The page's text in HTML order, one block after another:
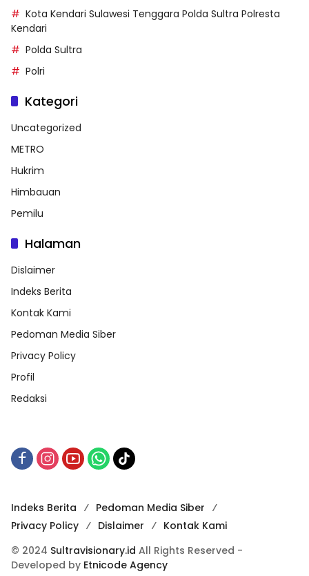
Kota Kendari Sulawesi Tenggara Polda Sultra Polresta
Kendari
Polda Sultra
Polri
Kategori
Uncategorized
METRO
Hukrim
Himbauan
Pemilu
Halaman
Dislaimer
Indeks Berita
Kontak Kami
Pedoman Media Siber
Privacy Policy
Profil
Redaksi
Indeks Berita
Pedoman Media Siber
Privacy Policy
Dislaimer
Kontak Kami
© 2024 Sultravisionary.id All Rights Reserved -
Developed by Etnicode Agency